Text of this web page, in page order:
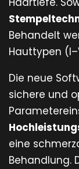
Behandelt
Hauttypen
Die neue
sichere und
eine
Behandlung.